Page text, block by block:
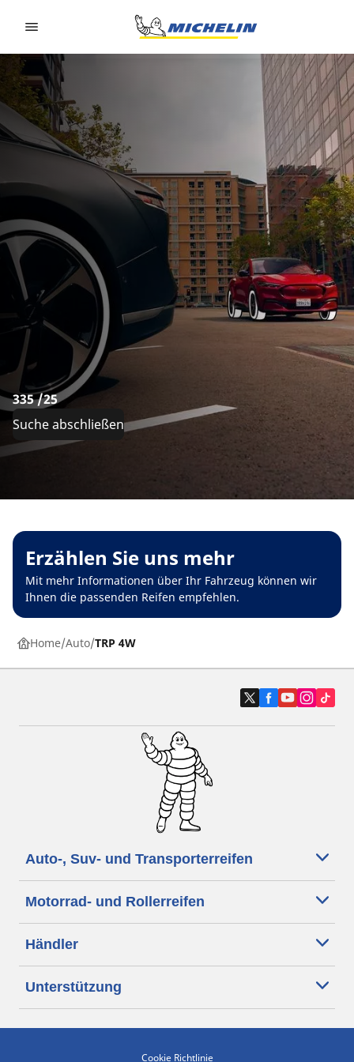
335 /25
Suche abschließen
Erzählen Sie uns mehr
Mit mehr Informationen über Ihr Fahrzeug können wir
Ihnen die passenden Reifen empfehlen.
Home Auto TRP 4W
Auto-, Suv- und Transporterreifen
Motorrad- und Rollerreifen
Händler
Unterstützung
Cookie Richtlinie